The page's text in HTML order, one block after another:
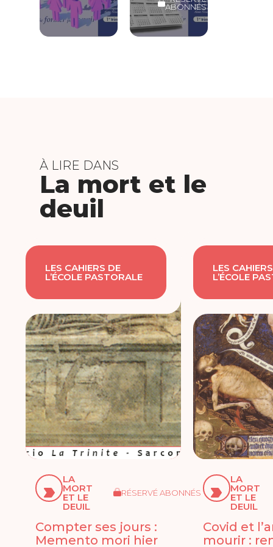
ABONNÉS
À LIRE DANS
La mort et le
deuil
LES CAHIERS DE
L’ÉCOLE PASTORALE
LA
MORT
ET LE
DEUIL
RÉSERVÉ ABONNÉS
Compter ses jours :
Memento mori hier
LES
L’ÉCOLE
LA
MORT
ET LE
DEUIL
Covid et
mourir :